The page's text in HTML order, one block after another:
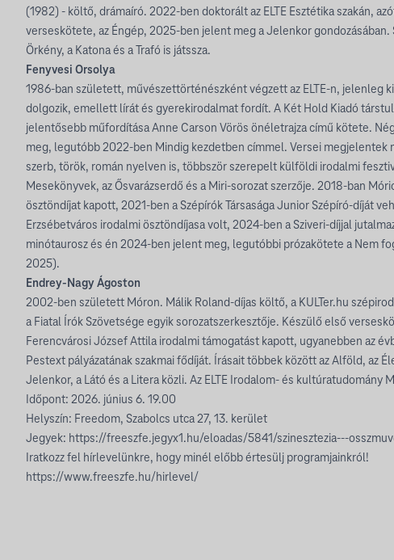
(1982) - költő, drámaíró. 2022-ben doktorált az ELTE Esztétika szakán,
verseskötete, az Éngép, 2025-ben jelent meg a Jelenkor gondozásában.
Örkény, a Katona és a Trafó is játssza.
Fenyvesi Orsolya
1986-ban született, művészettörténészként végzett az ELTE-n, jelenleg
dolgozik, emellett lírát és gyerekirodalmat fordít. A Két Hold Kiadó
jelentősebb műfordítása Anne Carson Vörös önéletrajza című kötete.
meg, legutóbb 2022-ben Mindig kezdetben címmel. Versei megjelentek
szerb, török, román nyelven is, többször szerepelt külföldi irodalmi
Mesekönyvek, az Ősvarázserdő és a Miri-sorozat szerzője. 2018-ban
ösztöndíjat kapott, 2021-ben a Szépírók Társasága Junior Szépíró-díját
Erzsébetváros irodalmi ösztöndíjasa volt, 2024-ben a Sziveri-díjjal
minótaurosz és én 2024-ben jelent meg, legutóbbi prózakötete a Nem
2025).
Endrey-Nagy Ágoston
2002-ben született Móron. Málik Roland-díjas költő, a KULTer.hu
a Fiatal Írók Szövetsége egyik sorozatszerkesztője. Készülő első
Ferencvárosi József Attila irodalmi támogatást kapott, ugyanebben az
Pestext pályázatának szakmai fődíját. Írásait többek között az Alföld, az
Jelenkor, a Látó és a Litera közli. Az ELTE Irodalom- és kultúratudomány
Időpont: 2026. június 6. 19.00
Helyszín: Freedom, Szabolcs utca 27, 13. kerület
Jegyek: https://freeszfe.jegyx1.hu/eloadas/5841/szinesztezia---
Iratkozz fel hírlevelünkre, hogy minél előbb értesülj programjainkról!
https://www.freeszfe.hu/hirlevel/